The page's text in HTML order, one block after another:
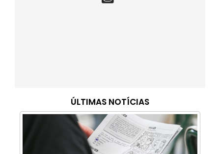
ÚLTIMAS NOTÍCIAS